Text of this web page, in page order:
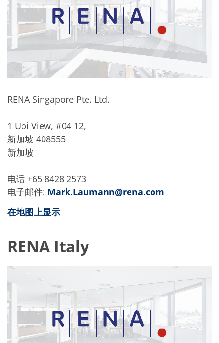
RENA Singapore Pte. Ltd.
1 Ubi View, #04 12,
新加坡 408555
新加坡
电话 +65 8428 2573
电子邮件: Mark.Laumann@rena.com
在地图上显示
RENA Italy